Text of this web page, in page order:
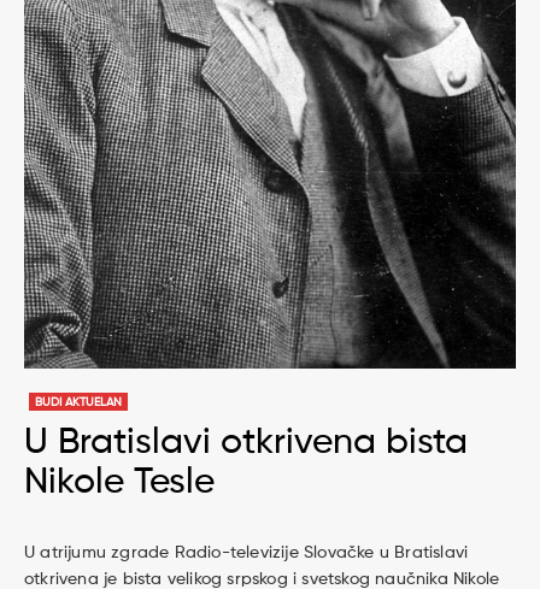
BUDI AKTUELAN
U Bratislavi otkrivena bista
Nikole Tesle
U atrijumu zgrade Radio-televizije Slovačke u Bratislavi
otkrivena je bista velikog srpskog i svetskog naučnika Nikole